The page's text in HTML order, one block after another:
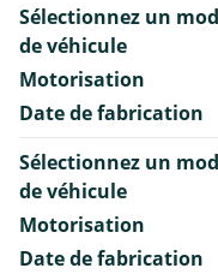
Sélectionnez un
de véhicule
Motorisation
Date de fabrication
Sélectionnez un
de véhicule
Motorisation
Date de fabrication